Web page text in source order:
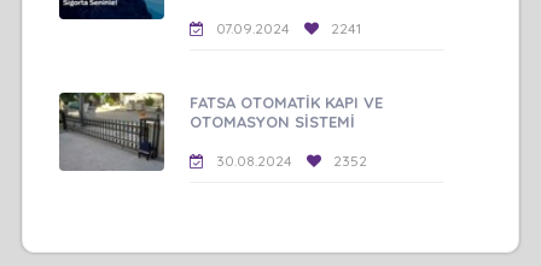
07.09.2024 2241
FATSA OTOMATİK KAPI VE
OTOMASYON SİSTEMİ
30.08.2024 2352